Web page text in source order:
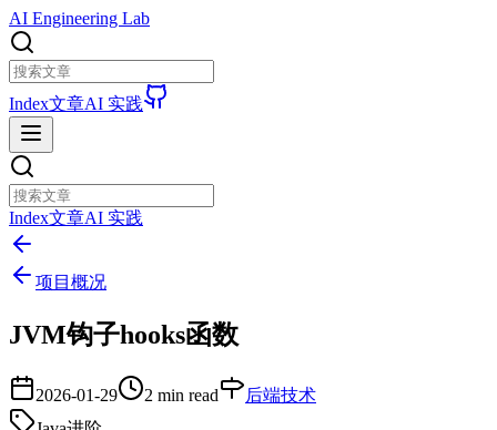
AI Engineering Lab
Index文章AI 实践
Index文章AI 实践
项目概况
JVM钩子hooks函数
2026-01-29 2 min read
后端技术